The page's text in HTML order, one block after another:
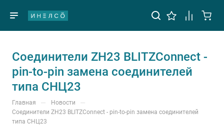
Cоединители ZH23 BLITZConnect -
pin-to-pin замена соединителей
типа СНЦ23
Главная — Новости —
Cоединители ZH23 BLITZConnect - pin-to-pin замена соединителей
типа СНЦ23